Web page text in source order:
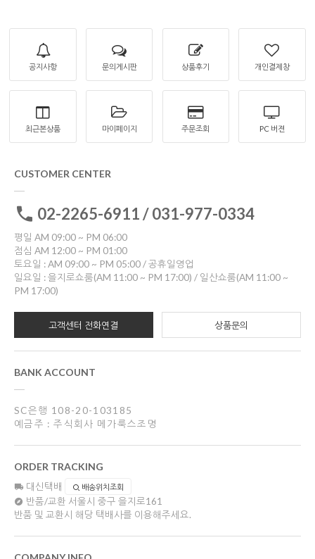
공지사항 문의게시판 상품후기 개인결제창
최근본상품 마이페이지 주문조회 PC 버젼
CUSTOMER CENTER
02-2265-6911 / 031-977-0334
평일 AM 09:00 ~ PM 06:00
점심 AM 12:00 ~ PM 01:00
토요일 : AM 09:00 ~ PM 05:00 / 공휴일영업
일요일 : 을지로쇼룸(AM 11:00 ~ PM 17:00) / 일산쇼룸(AM 11:00 ~
PM 17:00)
고객센터 전화연결 상품문의
BANK ACCOUNT
SC은행 108-20-103185
예금주 : 주식회사 메가룩스조명
ORDER TRACKING
대신택배 배송위치조회
반품/교환 서울시 중구 을지로161
반품 및 교환시 해당 택배사를 이용해주세요.